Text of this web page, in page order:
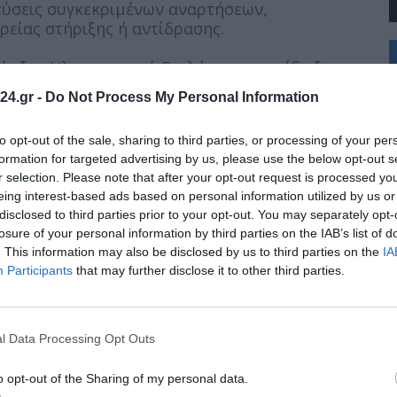
- Do Not Process My Personal Information
opt-out of the sale, sharing to third parties, or processing of your
for targeted advertising by us, please use the below opt-out
selection. Please note that after your opt-out request is processed
interest-based ads based on personal information utilized by us
to third parties prior to your opt-out. You may separately
of your personal information by third parties on the IAB’s list of
This information may also be disclosed by us to third parties on the
Participants that may further disclose it to other third parties.
Data Processing Opt Outs
opt-out of the Sharing of my personal data.
συγκεκριμένων αναρτήσεων,
στήριξης ή αντίδρασης.
Ηλεκτρονικού Εγκλήματος κατέδειξε τη
Media (tik-tok, X, Facebook, Instagram) με
με σκοπό να αλληλεπιδρούν με
να χειραγωγήσουν τους αλγόριθμους των
– επισκεψιμότητα.
καθώς ενισχύουν ψευδείς ειδήσεις και
δικτύων, ενώ παράλληλα δημιουργούν
του πολίτες:
+
°